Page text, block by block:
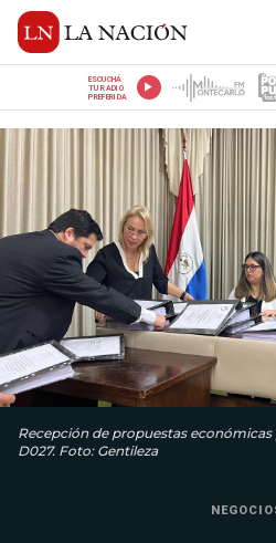
ESCUCHÁ
TU RADIO
PREFERIDA
Recepción de propuestas
D027. Foto: Gentileza